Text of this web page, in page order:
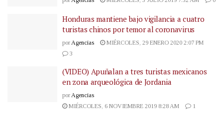
Honduras mantiene bajo vigilancia a cuatro
turistas chinos por temor al coronavirus
porAgencias
MIÉRCOLES, 29 ENERO 2020 2:07 PM
3
(VIDEO) Apuñalan a tres turistas mexicanos
en zona arqueológica de Jordania
porAgencias
MIÉRCOLES, 6 NOVIEMBRE 2019 8:28 AM
1